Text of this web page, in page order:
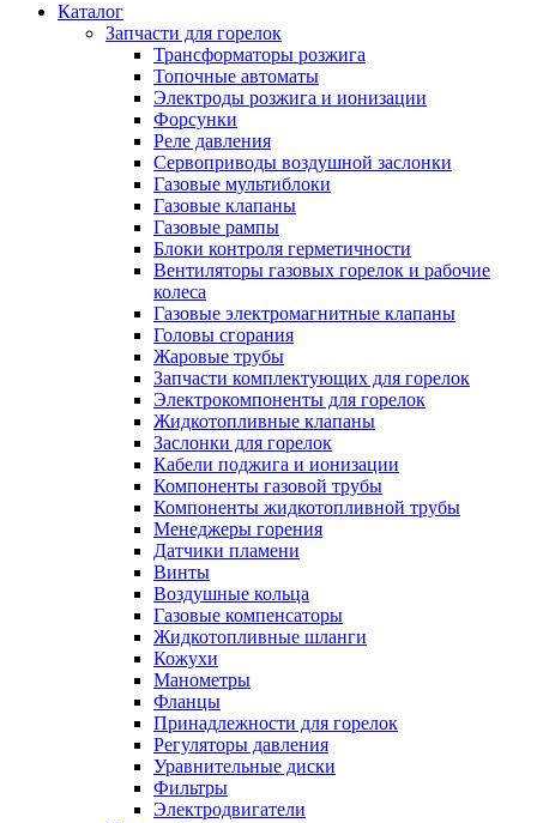
Каталог
Запчасти для горелок
Трансформаторы розжига
Топочные автоматы
Электроды розжига и ионизации
Форсунки
Реле давления
Сервоприводы воздушной заслонки
Газовые мультиблоки
Газовые клапаны
Газовые рампы
Блоки контроля герметичности
Вентиляторы газовых горелок и рабочие
колеса
Газовые электромагнитные клапаны
Головы сгорания
Жаровые трубы
Запчасти комплектующих для горелок
Электрокомпоненты для горелок
Жидкотопливные клапаны
Заслонки для горелок
Кабели поджига и ионизации
Компоненты газовой трубы
Компоненты жидкотопливной трубы
Менеджеры горения
Датчики пламени
Винты
Воздушные кольца
Газовые компенсаторы
Жидкотопливные шланги
Кожухи
Манометры
Фланцы
Принадлежности для горелок
Регуляторы давления
Уравнительные диски
Фильтры
Электродвигатели